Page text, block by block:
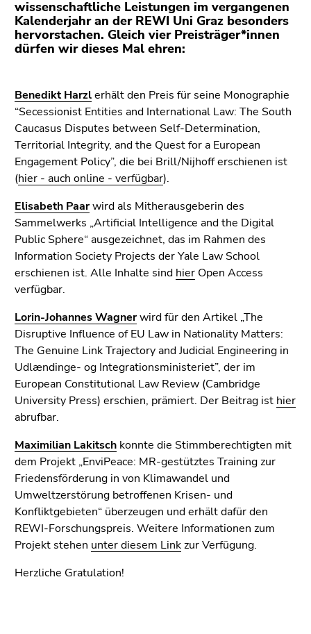
(Zugriffstaste
5)
Zu
(Benutzer/Sprache)
(Zugriffstaste
8)
Zur
Suche
(Zugriffstaste
9)
wissenschaftliche Leistungen im vergangenen
Kalenderjahr an der REWI Uni Graz besonders
hervorstachen. Gleich vier Preisträger*innen
dürfen wir dieses Mal ehren:
Benedikt Harzlerhält den Preis für seine Monographie
“Secessionist Entities and International Law: The South
Caucasus Disputes between Self-Determination,
Territorial Integrity, and the Quest for a European
Engagement Policy”, die bei Brill/Nijhoff erschienen ist
(hier - auch online - verfügbar).
Elisabeth Paarwird als Mitherausgeberin des
Sammelwerks „Artificial Intelligence and the Digital
Public Sphere“ ausgezeichnet, das im Rahmen des
Information Society Projects der Yale Law School
erschienen ist. Alle Inhalte sind hier Open Access
verfügbar.
Lorin-Johannes Wagnerwird für den Artikel „The
Disruptive Influence of EU Law in Nationality Matters:
The Genuine Link Trajectory and Judicial Engineering in
Udlændinge- og Integrationsministeriet”, der im
European Constitutional Law Review (Cambridge
University Press) erschien, prämiert. Der Beitrag ist hier
abrufbar.
Maximilian Lakitsch konnte die Stimmberechtigten mit
dem Projekt „EnviPeace: MR-gestütztes Training zur
Friedensförderung in von Klimawandel und
Umweltzerstörung betroffenen Krisen- und
Konfliktgebieten“ überzeugen und erhält dafür den
REWI-Forschungspreis. Weitere Informationen zum
Projekt stehen unter diesem Linkzur Verfügung.
Herzliche Gratulation!